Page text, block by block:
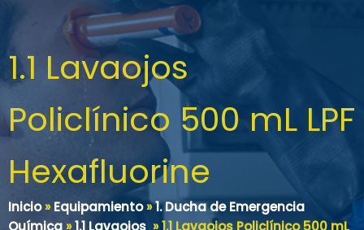
1.1 Lavaojos
Policlínico 500 mL LPF
Hexafluorine
Inicio»Equipamiento»1. Ducha de Emergencia